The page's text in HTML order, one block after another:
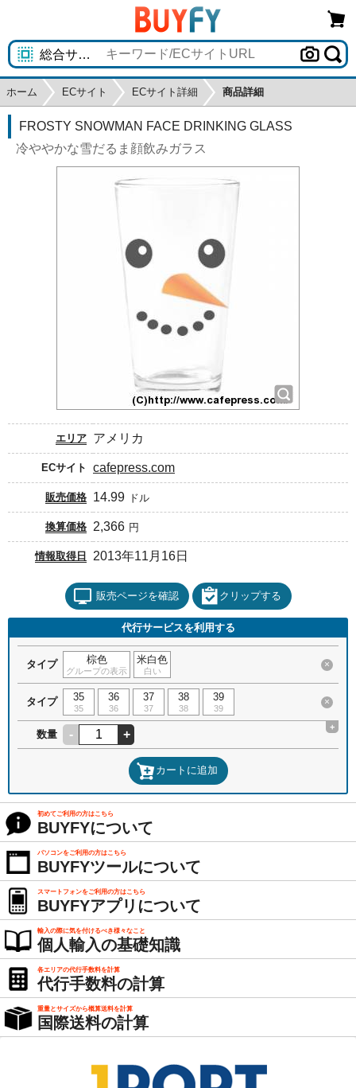
ホーム ECサイト ECサイト詳細 商品詳細
FROSTY SNOWMAN FACE DRINKING GLASS
冷ややかな雪だるま顔飲みガラス
エリア アメリカ
ECサイト cafepress.com
販売価格 14.99 ドル
換算価格 2,366 円
情報取得日 2013年11月16日
販売ページを確認 クリップする
代行サービスを利用する
タイプ 棕色
グループの表示
米白色
白い
×
タイプ 35
35
36
36
37
37
38
38
39
39
×
数量 - +
+
カートに追加
初めてご利用の方はこちら
BUYFYについて
パソコンをご利用の方はこちら
BUYFYツールについて
スマートフォンをご利用の方はこちら
BUYFYアプリについて
輸入の際に気を付けるべき様々なこと
個人輸入の基礎知識
各エリアの代行手数料を計算
代行手数料の計算
重量とサイズから概算送料を計算
国際送料の計算